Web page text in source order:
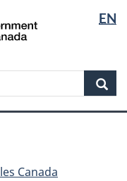
langue
EN
Canada
Canada